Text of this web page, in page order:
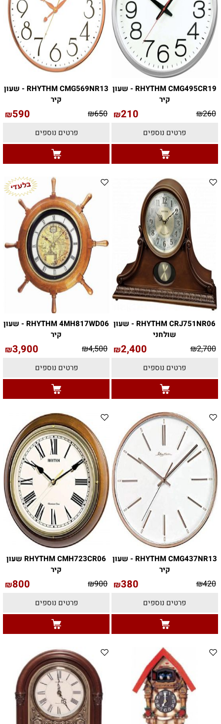
RHYTHM CMG495CR19 - שעון
קיר
₪260
₪210
פרטים נוספים
RHYTHM CMG569NR13 - שעון
קיר
₪650
₪590
פרטים נוספים
RHYTHM CRJ751NR06 - שעון
שולחני
₪2,700
₪2,400
פרטים נוספים
RHYTHM 4MH817WD06 - שעון
קיר
₪4,500
₪3,900
פרטים נוספים
RHYTHM CMG437NR13 - שעון
קיר
₪420
₪380
פרטים נוספים
RHYTHM CMH723CR06 שעון
קיר
₪900
₪800
פרטים נוספים